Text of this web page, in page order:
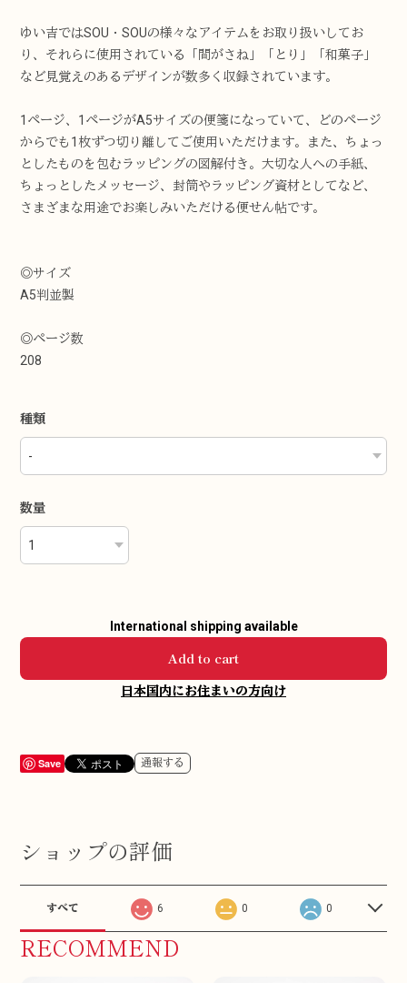
ゆい吉ではSOU・SOUの様々なアイテムをお取り扱いしてお
り、それらに使用されている「間がさね」「とり」「和菓子」
など見覚えのあるデザインが数多く収録されています。
1ページ、1ページがA5サイズの便箋になっていて、どのページ
からでも1枚ずつ切り離してご使用いただけます。また、ちょっ
としたものを包むラッピングの図解付き。大切な人への手紙、
ちょっとしたメッセージ、封筒やラッピング資材としてなど、
さまざまな用途でお楽しみいただける便せん帖です。
◎サイズ
A5判並製
◎ページ数
208
種類
数量
International shipping available
Add to cart
日本国内にお住まいの方向け
Save 通報する
ショップの評価
すべて 6 0 0
RECOMMEND